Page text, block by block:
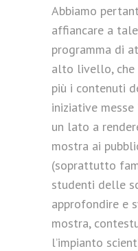
Abbiamo
affiancare a
programma di
alto livello, che
più i contenuti
iniziative
un lato a
mostra ai
(soprattutto
studenti delle
approfondire e
mostra,
l’impianto